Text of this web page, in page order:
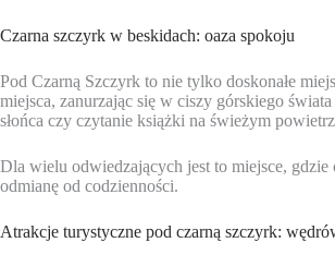
Czarna szczyrk w beskidach: oaza spokoju
Pod Czarną Szczyrk to nie tylko doskonałe
miejsca, zanurzając się w ciszy górskiego
słońca czy czytanie książki na świeżym
Dla wielu odwiedzających jest to miejsce,
odmianę od codzienności.
Atrakcje turystyczne pod czarną szczyrk: